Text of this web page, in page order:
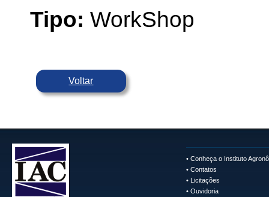
Tipo: WorkShop
Voltar
• Conheça o Instituto
• Contatos
• Licitações
• Ouvidoria